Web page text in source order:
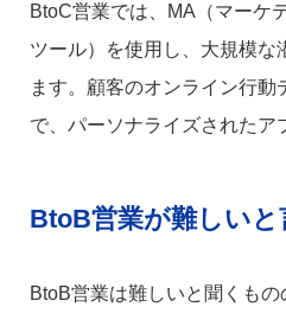
BtoC営業では、MA（マーケ
ツール）を使用し、大規模な
ます。顧客のオンライン行動
で、パーソナライズされたア
BtoB営業が難しい
BtoB営業は難しいと聞くも